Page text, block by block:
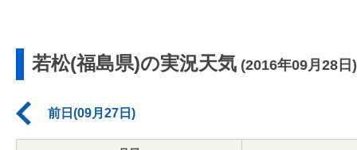
若松(福島県)の実況天気 (2016年09月28日)
前日(09月27日)